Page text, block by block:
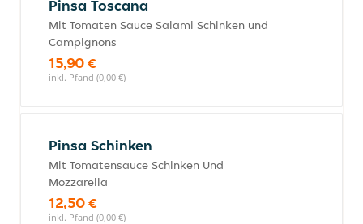
Pinsa Toscana
Mit Tomaten Sauce Salami Schinken und
Campignons
15,90 €
inkl. Pfand (0,00 €)
Pinsa Schinken
Mit Tomatensauce Schinken Und
Mozzarella
12,50 €
inkl. Pfand (0,00 €)